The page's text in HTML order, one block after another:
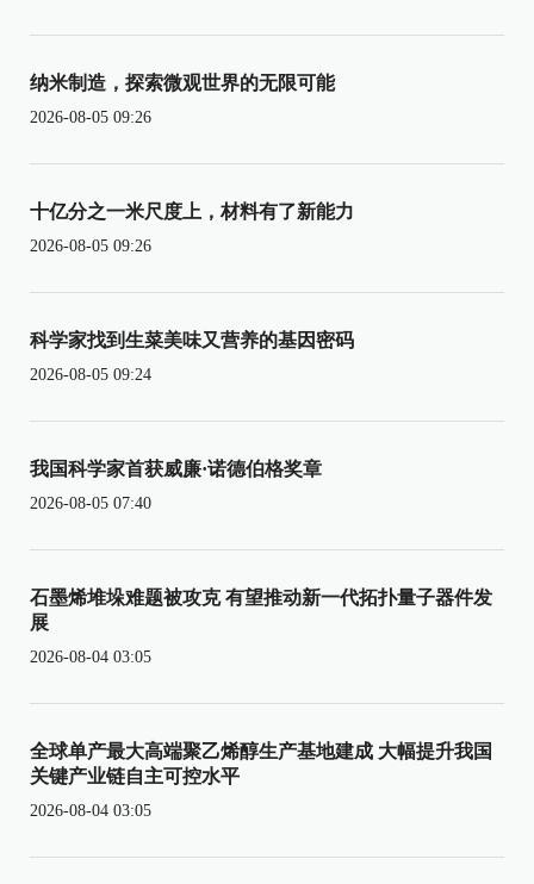
纳米制造，探索微观世界的无限可能
2026-08-05 09:26
十亿分之一米尺度上，材料有了新能力
2026-08-05 09:26
科学家找到生菜美味又营养的基因密码
2026-08-05 09:24
我国科学家首获威廉·诺德伯格奖章
2026-08-05 07:40
石墨烯堆垛难题被攻克 有望推动新一代拓扑量子器件发
展
2026-08-04 03:05
全球单产最大高端聚乙烯醇生产基地建成 大幅提升我国
关键产业链自主可控水平
2026-08-04 03:05